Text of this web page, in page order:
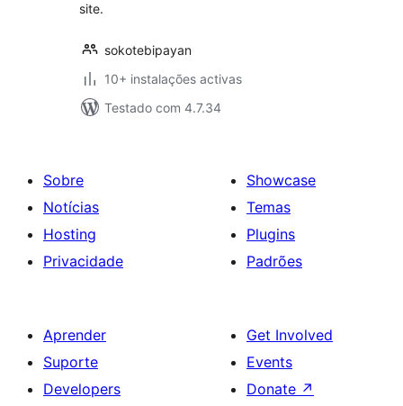
site.
sokotebipayan
10+ instalações activas
Testado com 4.7.34
Sobre
Notícias
Hosting
Privacidade
Showcase
Temas
Plugins
Padrões
Aprender
Suporte
Developers
Get Involved
Events
Donate ↗